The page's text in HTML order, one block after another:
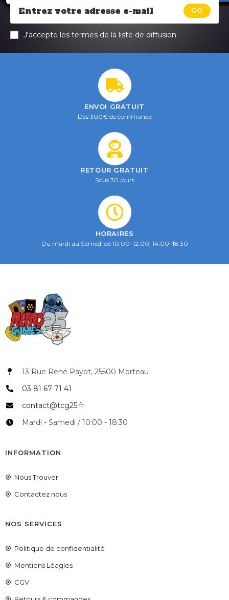
GO
J'accepte les termes de la liste de diffusion
ENVOI GRATUIT
Dès 300€ de commande
RETOUR GRATUIT
Sous 30 jours
HORAIRES
Du mardi au Samedi de 10:00–12:00, 14:00–18:30
13 Rue René Payot, 25500 Morteau
03 81 67 71 41
contact@tcg25.fr
Mardi - Samedi / 10:00 - 18:30
INFORMATION
Nous Trouver
Contactez nous
NOS SERVICES
Politique de confidentialité
Mentions Léagles
CGV